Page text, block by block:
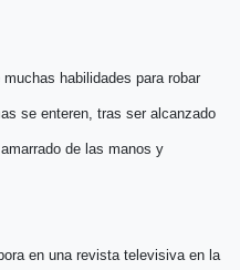
habilidades para robar
se enteren, tras ser alcanzado
de las manos y
en una revista televisiva en la